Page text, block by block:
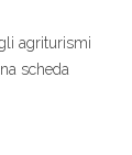
agriturismi
scheda